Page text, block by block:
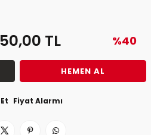
TL %40
HEMEN AL
Fiyat Alarmı